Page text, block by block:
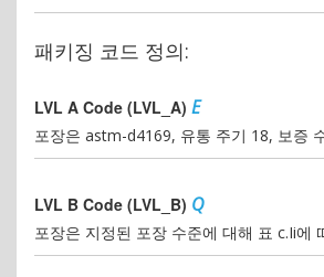
패키징 코드 정의:
LVL A Code (LVL_A) E
포장은 astm-d4169, 유통 주기 18, 보증
LVL B Code (LVL_B) Q
포장은 지정된 포장 수준에 대해 표 c.Ii에